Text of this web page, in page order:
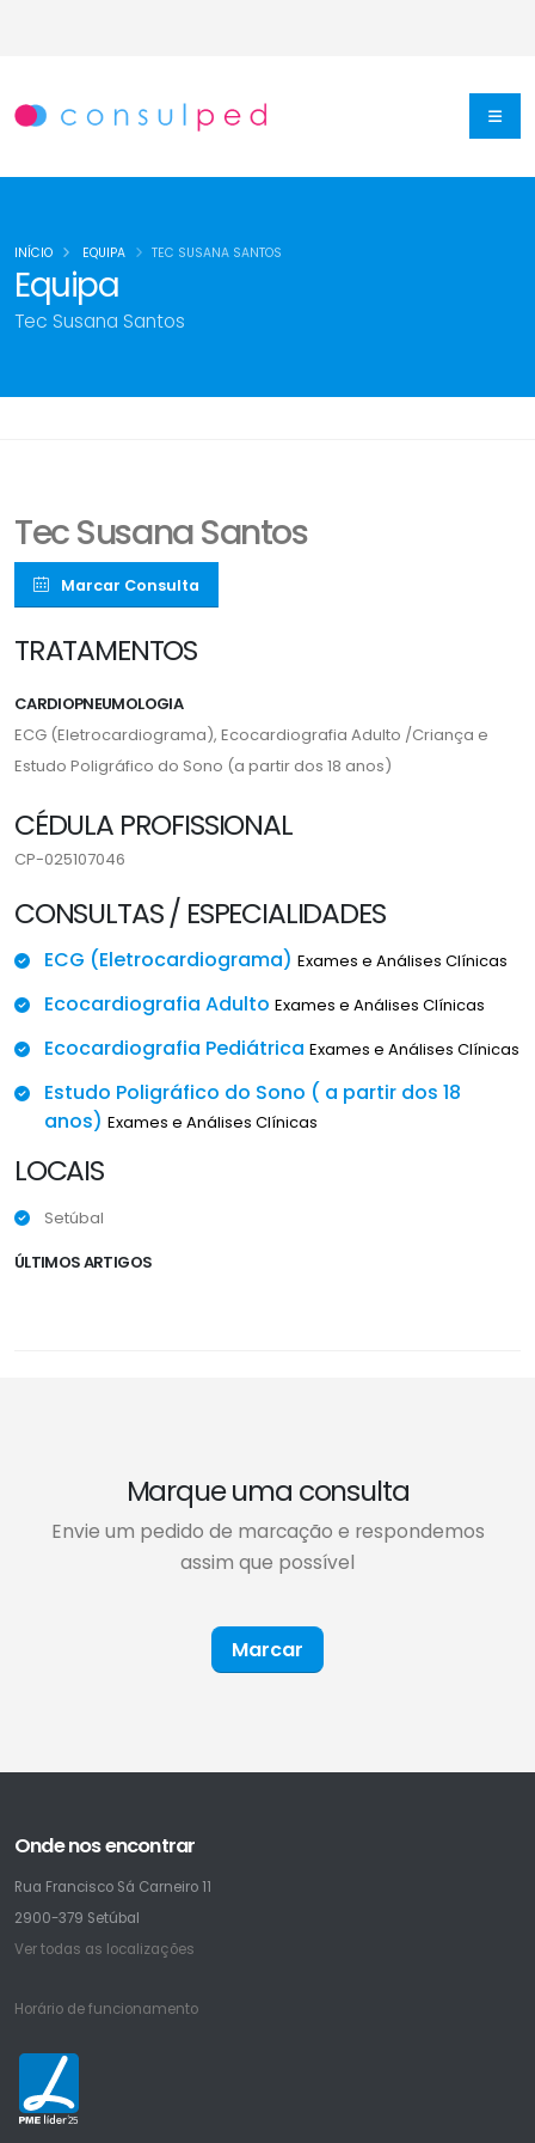
Equipa
Tec Susana Santos
INÍCIO EQUIPA TEC SUSANA SANTOS
Tec Susana Santos
Marcar Consulta
TRATAMENTOS
CARDIOPNEUMOLOGIA
ECG (Eletrocardiograma), Ecocardiografia Adulto /Criança e
Estudo Poligráfico do Sono (a partir dos 18 anos)
CÉDULA PROFISSIONAL
CP-025107046
CONSULTAS / ESPECIALIDADES
ECG (Eletrocardiograma) Exames e Análises Clínicas
Ecocardiografia Adulto Exames e Análises Clínicas
Ecocardiografia Pediátrica Exames e Análises Clínicas
Estudo Poligráfico do Sono ( a partir dos 18
anos) Exames e Análises Clínicas
LOCAIS
Setúbal
ÚLTIMOS ARTIGOS
Marque uma consulta
Envie um pedido de marcação e respondemos
assim que possível
Marcar
Onde nos encontrar
Rua Francisco Sá Carneiro 11
2900-379 Setúbal
Ver todas as localizações
Horário de funcionamento
25